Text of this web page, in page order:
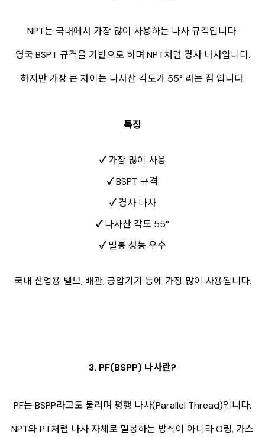
NPT는 국내에서 가장 많이 사용하는 나사 규격입니다.
영국 BSPT 규격을 기반으로 하며 NPT처럼 경사 나사입니다.
하지만 가장 큰 차이는 나사산 각도가 55° 라는 점 입니다.
특징
✓가장 많이 사용
✓BSPT 규격
✓경사 나사
✓나사산 각도 55°
✓밀봉 성능 우수
국내 산업용 밸브, 배관, 공압기기 등에 가장 많이 사용됩니다.
3. PF(BSPP) 나사란?
PF는 BSPP라고도 불리며 평행 나사(Parallel Thread)입니다.
NPT와 PT처럼 나사 자체로 밀봉하는 방식이 아니라 O링, 가스